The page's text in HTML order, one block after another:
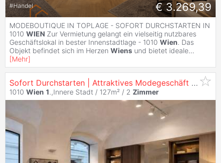
#Handel € 3.269,39
MODEBOUTIQUE IN TOPLAGE - SOFORT DURCHSTARTEN IN
1010 WIEN Zur Vermietung gelangt ein vielseitig nutzbares
Geschäftslokal in bester Innenstadtlage - 1010 Wien. Das
Objekt befindet sich im Herzen Wiens und bietet ideale...
[Mehr]
Sofort Durchstarten | Attraktives Modegeschäft in Bestlage 1010
1010 Wien 1.,Innere Stadt / 127m² / 2 Zimmer